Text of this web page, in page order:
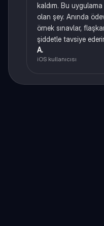
kaldım. Bu
olan şey. Anında
örnek sınavlar,
şiddetle tavsiye
A.
iOS kullanıcısı